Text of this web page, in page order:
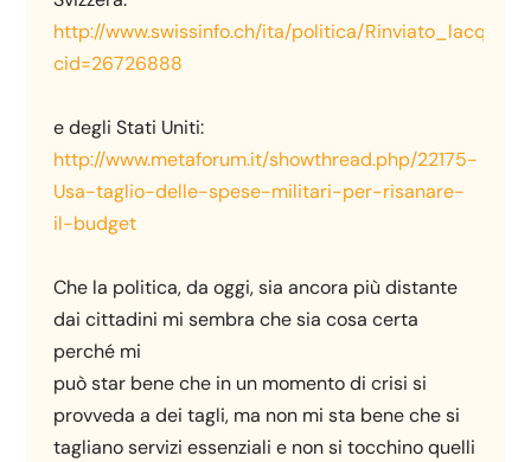
http://www.swissinfo.ch/ita/politica/
cid=26726888
e degli Stati Uniti:
http://www.metaforum.it/showthread.php/22175-
Usa-taglio-delle-spese-militari-per-risanare-
il-budget
Che la politica, da oggi, sia ancora più distante
dai cittadini mi sembra che sia cosa certa
perché mi
può star bene che in un momento di crisi si
provveda a dei tagli, ma non mi sta bene che si
tagliano servizi essenziali e non si tocchino quelli